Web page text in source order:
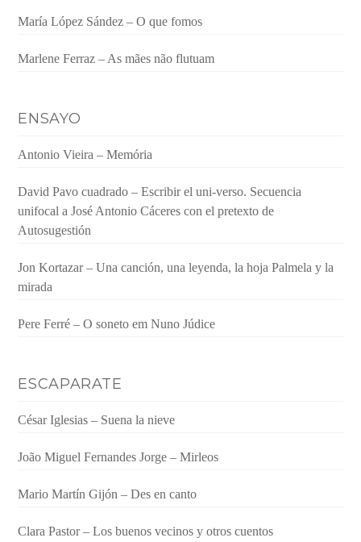
María López Sández – O que fomos
Marlene Ferraz – As mães não flutuam
ENSAYO
Antonio Vieira – Memória
David Pavo cuadrado – Escribir el uni-verso. Secuencia
unifocal a José Antonio Cáceres con el pretexto de
Autosugestión
Jon Kortazar – Una canción, una leyenda, la hoja Palmela y la
mirada
Pere Ferré – O soneto em Nuno Júdice
ESCAPARATE
César Iglesias – Suena la nieve
João Miguel Fernandes Jorge – Mirleos
Mario Martín Gijón – Des en canto
Clara Pastor – Los buenos vecinos y otros cuentos